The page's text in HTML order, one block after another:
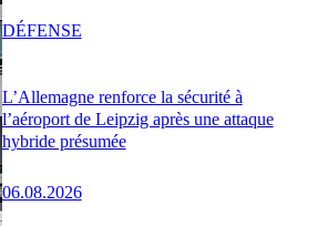
L’Allemagne renforce la sécurité à
l’aéroport de Leipzig après une attaque
hybride présumée
06.08.2026
DÉFENSE